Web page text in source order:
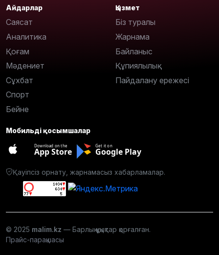
Айдарлар
Саясат
Аналитика
Қоғам
Мәдениет
Сұхбат
Спорт
Бейне
Қызмет
Біз туралы
Жарнама
Байланыс
Құпиялылық
Пайдалану ережесі
Мобильді қосымшалар
Download on the
App Store
Get it on
Google Play
Қауіпсіз орнату, жарнамасыз хабарламалар.
© 2025 malim.kz — Барлық құқықтар қорғалған.
Прайс-парақшасы